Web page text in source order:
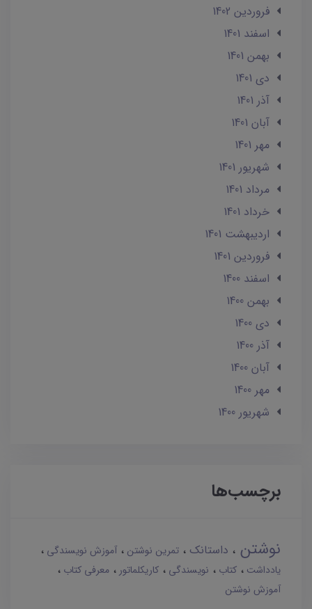
فروردین 1402
اسفند 1401
بهمن 1401
دی 1401
آذر 1401
آبان 1401
مهر 1401
شهریور 1401
مرداد 1401
خرداد 1401
ارديبهشت 1401
فروردین 1401
اسفند 1400
بهمن 1400
دی 1400
آذر 1400
آبان 1400
مهر 1400
شهریور 1400
برچسب‌ها
نوشتن داستانک تمرین نوشتن
آموزش نویسندگی
یادداشت
کتاب نویسندگی کاریکلماتور
معرفی کتاب
آموزش نوشتن